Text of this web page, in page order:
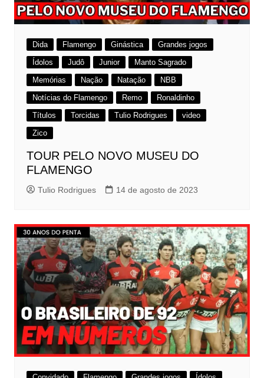
Dida Flamengo Ginástica
Grandes jogos
Ídolos
Judô Junior
Manto Sagrado
Memórias
Nação Natação
NBB
Notícias do Flamengo
Remo
Ronaldinho
Títulos
Torcidas Tulio Rodrigues
video
Zico
TOUR PELO NOVO MUSEU DO
FLAMENGO
Tulio Rodrigues 14 de agosto de 2023